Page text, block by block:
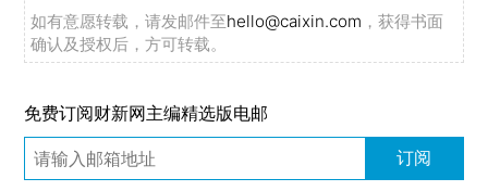
如有意愿转载，请发邮件至hello@caixin.com ，获得书面
确认及授权后，方可转载。
免费订阅财新网主编精选版电邮
订阅